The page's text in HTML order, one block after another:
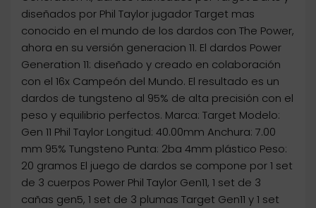
diseñados por Phil Taylor jugador Target mas
conocido en el mundo de los dardos con The Power,
ahora en su versión generacion 11. El dardos Power
Generation 11: diseñado y creado en colaboración
con el 16x Campeón del Mundo. El resultado es un
dardos de tungsteno al 95% de alta precisión con el
peso y equilibrio perfectos. Marca: Target Modelo:
Gen 11 Phil Taylor Longitud: 40.00mm Anchura: 7.00
mm 95% Tungsteno Punta: 2ba 4mm plástico Peso:
20 gramos El juego de dardos se compone por 1 set
de 3 cuerpos Power Phil Taylor Gen11, 1 set de 3
cañas gen5, 1 set de 3 plumas Target Gen11 y 1 set